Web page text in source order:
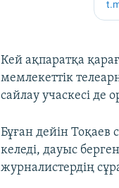
Кей ақпаратқа
мемлекеттік
сайлау учаскесі де
Бұған дейін Тоқаев
келеді, дауыс
журналистердің